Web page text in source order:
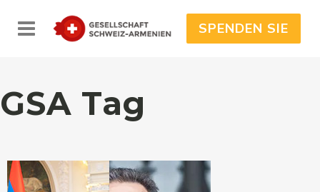
SPENDEN SIE
GSA Tag